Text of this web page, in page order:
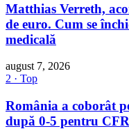
Matthias Verreth,
de euro. Cum se
medicală
august 7, 2026
2 · Top
România a coborât
după 0-5 pentru